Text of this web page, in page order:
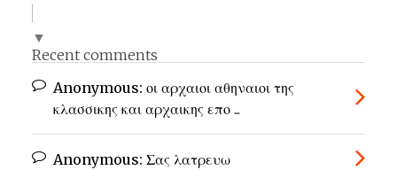
▼
Recent comments
Anonymous: οι αρχαιοι αθηναιοι της
κλασσικης και αρχαικης επο ...
Anonymous: Σας λατρευω